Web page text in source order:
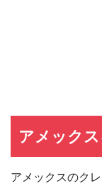
アメック
アメックスのク